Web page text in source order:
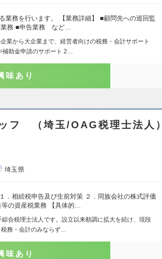
業務を行います。 【業務詳細】 ■顧問先への巡回監
務 ■申告業務 など…
業から大企業まで、経営者向けの税務・会計サポート
補助金申請のサポート 2…
味あり
フ （埼玉/OAG税理士法人）
埼玉県
．相続税申告及び生前対策 ２．同族会社の株式評価
等の資産税業務 【具体的…
合税理士法人です。設立以来順調に拡大を続け、現段
務・会計のみならず…
味あり